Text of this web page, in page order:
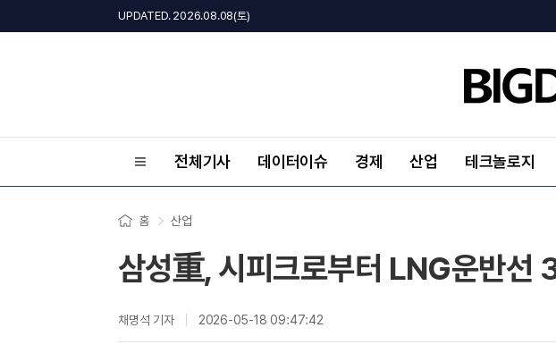
UPDATED. 2026.08.08(토)
전체기사 데이터이슈 경제 산업 테크놀로지
홈 산업
삼성重, 시피크로부터 LNG운반
채명석 기자 2026-05-18 09:47:42